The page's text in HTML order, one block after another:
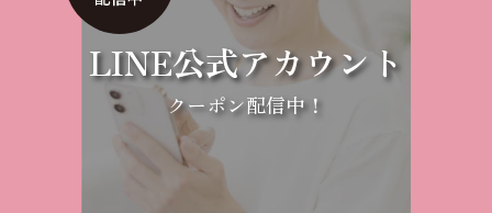
LINE公式アカウント
クーポン配信中！